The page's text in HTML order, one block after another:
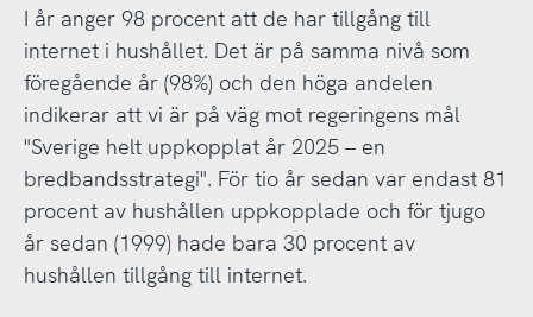
I år anger 98 procent att de har tillgång till
internet i hushållet. Det är på samma nivå som
föregående år (98%) och den höga andelen
indikerar att vi är på väg mot regeringens mål
"Sverige helt uppkopplat år 2025 – en
bredbandsstrategi". För tio år sedan var endast 81
procent av hushållen uppkopplade och för tjugo
år sedan (1999) hade bara 30 procent av
hushållen tillgång till internet.